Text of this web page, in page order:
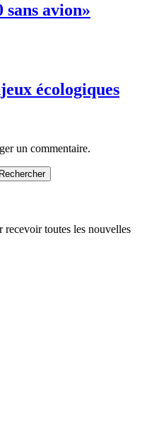
sans avion»
écologiques
un commentaire.
toutes les nouvelles